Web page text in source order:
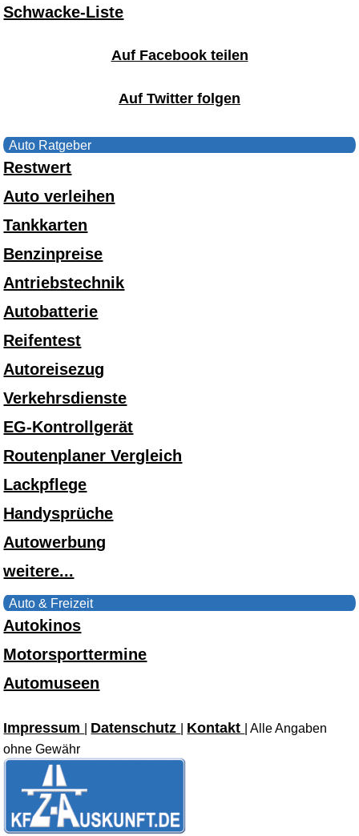
Schwacke-Liste
Auf Facebook teilen
Auf Twitter folgen
Auto Ratgeber
Restwert
Auto verleihen
Tankkarten
Benzinpreise
Antriebstechnik
Autobatterie
Reifentest
Autoreisezug
Verkehrsdienste
EG-Kontrollgerät
Routenplaner Vergleich
Lackpflege
Handysprüche
Autowerbung
weitere...
Auto & Freizeit
Autokinos
Motorsporttermine
Automuseen
Impressum Datenschutz Kontakt
| Alle Angaben
ohne Gewähr